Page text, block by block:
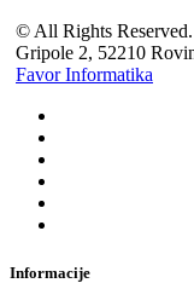
© All Rights
Gripole 2, 52210
Favor Informatika
Informacije